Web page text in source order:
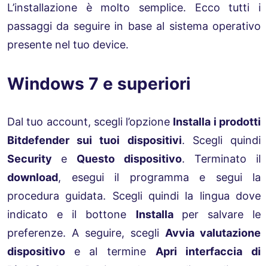
L’installazione è molto semplice. Ecco tutti i
passaggi da seguire in base al sistema operativo
presente nel tuo device.
Windows 7 e superiori
Dal tuo account, scegli l’opzione Installa i prodotti
Bitdefender sui tuoi dispositivi. Scegli quindi
Security e Questo dispositivo. Terminato il
download, esegui il programma e segui la
procedura guidata. Scegli quindi la lingua dove
indicato e il bottone Installa per salvare le
preferenze. A seguire, scegli Avvia valutazione
dispositivo e al termine Apri interfaccia di